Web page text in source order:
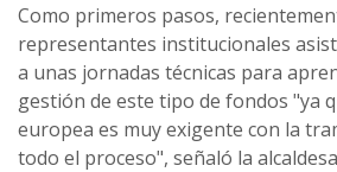
Como primeros pasos,
representantes institucionales
a unas jornadas técnicas para
gestión de este tipo de fondos "ya
europea es muy exigente con la
todo el proceso", señaló la